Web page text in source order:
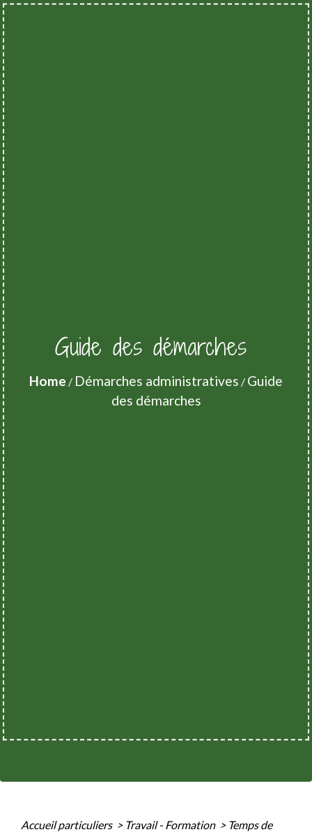
Guide des démarches
Home / Démarches administratives / Guide
des démarches
Accueil particuliers > Travail - Formation > Temps de